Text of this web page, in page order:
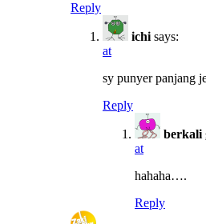
Reply
ichi says:
at
sy punyer panjang
Reply
berkali
at
hahaha….
Reply